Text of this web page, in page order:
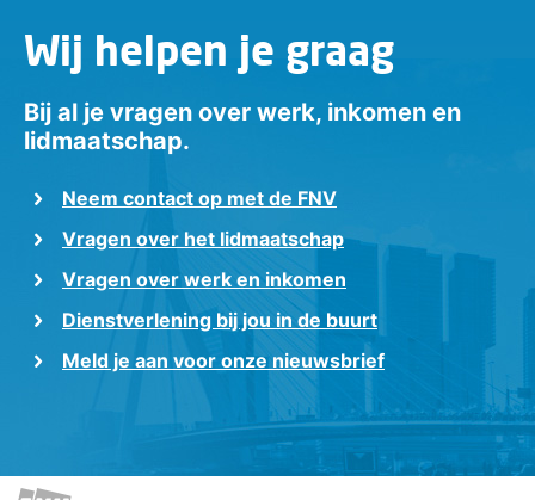
Wij helpen je graag
Bij al je vragen over werk, inkomen en
lidmaatschap.
Neem contact op met de FNV
Vragen over het lidmaatschap
Vragen over werk en inkomen
Dienstverlening bij jou in de buurt
Meld je aan voor onze nieuwsbrief